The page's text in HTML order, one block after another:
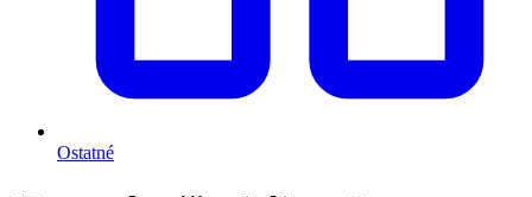
Ostatné